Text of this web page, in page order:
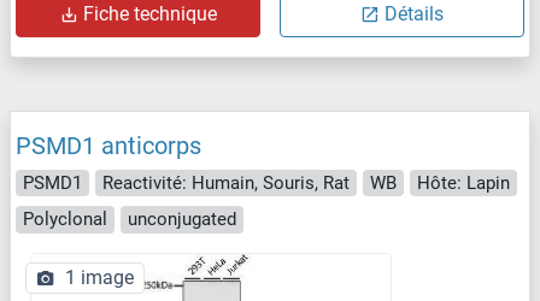
Fiche technique Détails
PSMD1 anticorps
PSMD1 Reactivité: Humain, Souris, Rat WB
Hôte: Lapin
Polyclonal
unconjugated
1 image